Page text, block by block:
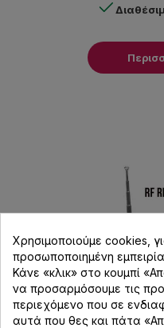
Χρησιμοποιούμε cookies,
προσωποποιημένη
Κάνε «κλικ» στο κουμπί
να προσαρμόσουμε τις
περιεχόμενο που σε
αυτά που θες και πάτα